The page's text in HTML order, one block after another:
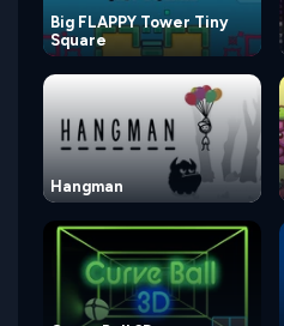
Big FLAPPY Tower Tiny
Square
Hangman